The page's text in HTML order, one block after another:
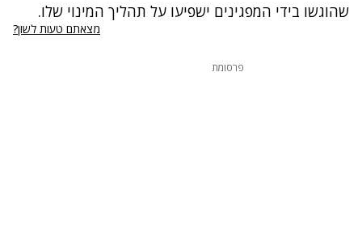
שהוגשו בידי המפגינים ישפיעו על תהליך המינוי שלו.
מצאתם טעות לשון?
פרסומת